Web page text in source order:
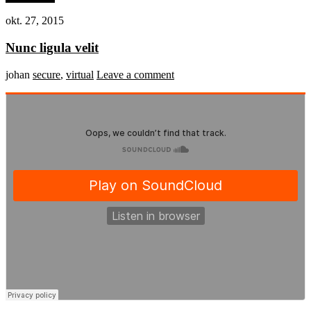
okt. 27, 2015
Nunc ligula velit
johan secure, virtual Leave a comment